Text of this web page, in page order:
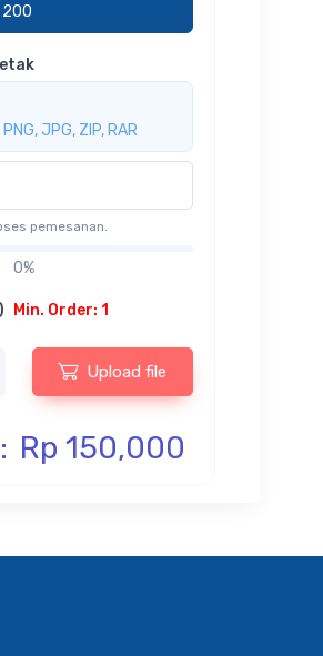
JPG, ZIP, RAR
pemesanan.
0%
Min. Order: 1
Upload file
Rp 150,000